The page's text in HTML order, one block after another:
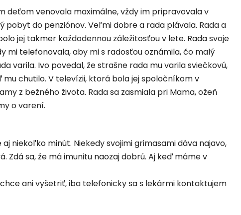
deťom venovala maximálne, vždy im pripravovala v
do penziónov. Veľmi dobre a rada plávala. Rada a
jej takmer každodennou záležitosťou v lete. Rada svoje
mi telefonovala, aby mi s radosťou oznámila, čo malý
varila. Ivo povedal, že strašne rada mu varila sviečkovú,
chutilo. V televízii, ktorá bola jej spoločníkom v
z bežného života. Rada sa zasmiala pri Mama, ožeň
o varení.
niekoľko minút. Niekedy svojimi grimasami dáva najavo,
Zdá sa, že má imunitu naozaj dobrú. Aj keď máme v
ani vyšetriť, iba telefonicky sa s lekármi kontaktujem